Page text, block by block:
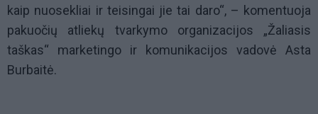
kaip nuosekliai ir teisingai jie tai daro“, – komentuoja
pakuočių atliekų tvarkymo organizacijos „Žaliasis
taškas“ marketingo ir komunikacijos vadovė Asta
Burbaitė.